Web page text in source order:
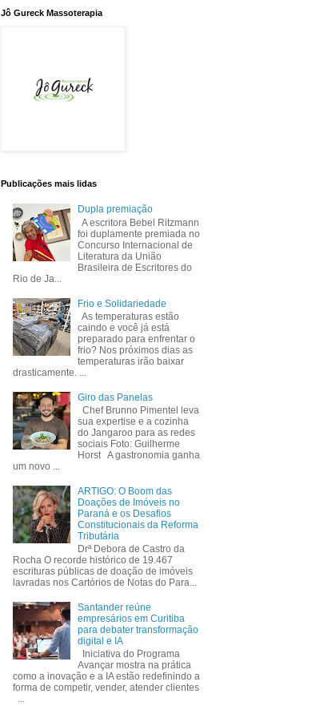
Jô Gureck Massoterapia
Publicações mais lidas
Dupla premiação
A escritora Bebel Ritzmann
foi duplamente premiada no
Concurso Internacional de
Literatura da União
Brasileira de Escritores do
Rio de Ja...
Frio e Solidariedade
As temperaturas estão
caindo e você já está
preparado para enfrentar o
frio? Nos próximos dias as
temperaturas irão baixar
drasticamente. ...
Giro das Panelas
Chef Brunno Pimentel leva
sua expertise e a cozinha
do Jangaroo para as redes
sociais Foto: Guilherme
Horst A gastronomia ganha
um novo ...
ARTIGO: O Boom das
Doações de Imóveis no
Paraná e os Desafios
Constitucionais da Reforma
Tributária
Drª Debora de Castro da
Rocha O recorde histórico de 19.467
escrituras públicas de doação de imóveis
lavradas nos Cartórios de Notas do Para...
Santander reúne
empresários em Curitiba
para debater transformação
digital e IA
Iniciativa do Programa
Avançar mostra na prática
como a inovação e a IA estão redefinindo a
forma de competir, vender, atender clientes
...